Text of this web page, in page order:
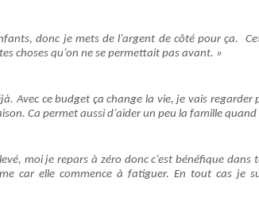
donc je mets de l’argent de côté pour ça.
choses qu’on ne se permettait pas avant. »
Avec ce budget ça change la vie, je vais
Ca permet aussi d’aider un peu la famille
moi je repars à zéro donc c’est bénéfique
car elle commence à fatiguer. En tout cas je